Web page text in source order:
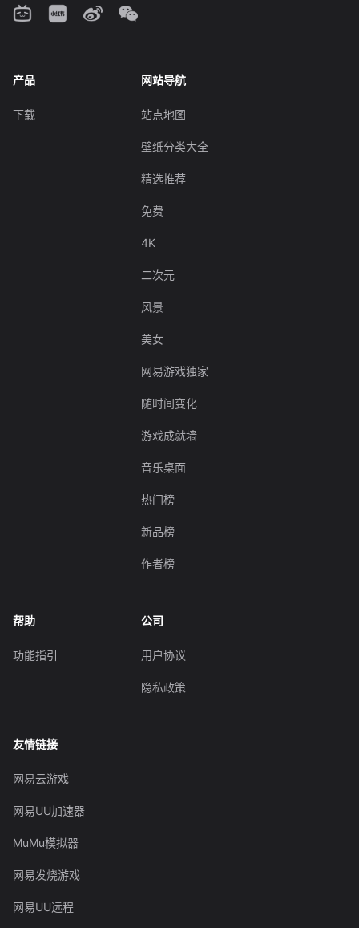
产品
下载
网站导航
站点地图
壁纸分类大全
精选推荐
免费
4K
二次元
风景
美女
网易游戏独家
随时间变化
游戏成就墙
音乐桌面
热门榜
新品榜
作者榜
帮助
功能指引
公司
用户协议
隐私政策
友情链接
网易云游戏
网易UU加速器
MuMu模拟器
网易发烧游戏
网易UU远程